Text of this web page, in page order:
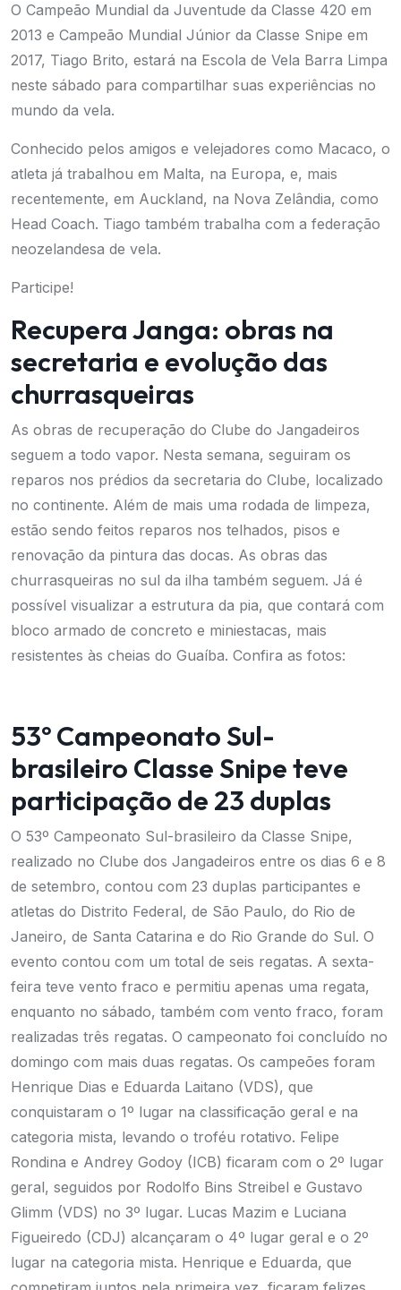
O Campeão Mundial da Juventude da Classe 420 em
2013 e Campeão Mundial Júnior da Classe Snipe em
2017, Tiago Brito, estará na Escola de Vela Barra Limpa
neste sábado para compartilhar suas experiências no
mundo da vela.
Conhecido pelos amigos e velejadores como Macaco, o
atleta já trabalhou em Malta, na Europa, e, mais
recentemente, em Auckland, na Nova Zelândia, como
Head Coach. Tiago também trabalha com a federação
neozelandesa de vela.
Participe!
Recupera Janga: obras na
secretaria e evolução das
churrasqueiras
As obras de recuperação do Clube do Jangadeiros
seguem a todo vapor. Nesta semana, seguiram os
reparos nos prédios da secretaria do Clube, localizado
no continente. Além de mais uma rodada de limpeza,
estão sendo feitos reparos nos telhados, pisos e
renovação da pintura das docas. As obras das
churrasqueiras no sul da ilha também seguem. Já é
possível visualizar a estrutura da pia, que contará com
bloco armado de concreto e miniestacas, mais
resistentes às cheias do Guaíba. Confira as fotos:
53º Campeonato Sul-
brasileiro Classe Snipe teve
participação de 23 duplas
O 53º Campeonato Sul-brasileiro da Classe Snipe,
realizado no Clube dos Jangadeiros entre os dias 6 e 8
de setembro, contou com 23 duplas participantes e
atletas do Distrito Federal, de São Paulo, do Rio de
Janeiro, de Santa Catarina e do Rio Grande do Sul. O
evento contou com um total de seis regatas. A sexta-
feira teve vento fraco e permitiu apenas uma regata,
enquanto no sábado, também com vento fraco, foram
realizadas três regatas. O campeonato foi concluído no
domingo com mais duas regatas. Os campeões foram
Henrique Dias e Eduarda Laitano (VDS), que
conquistaram o 1º lugar na classificação geral e na
categoria mista, levando o troféu rotativo. Felipe
Rondina e Andrey Godoy (ICB) ficaram com o 2º lugar
geral, seguidos por Rodolfo Bins Streibel e Gustavo
Glimm (VDS) no 3º lugar. Lucas Mazim e Luciana
Figueiredo (CDJ) alcançaram o 4º lugar geral e o 2º
lugar na categoria mista. Henrique e Eduarda, que